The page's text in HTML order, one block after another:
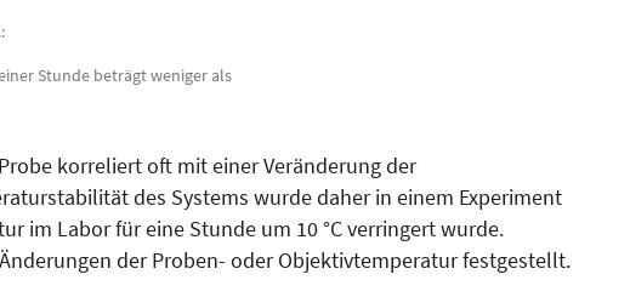
Stunde beträgt weniger als
korreliert oft mit einer Veränderung der
des Systems wurde daher in einem Experiment
im Labor für eine Stunde um 10 °C verringert wurde.
der Proben- oder Ob­jektivtemperatur festgestellt.